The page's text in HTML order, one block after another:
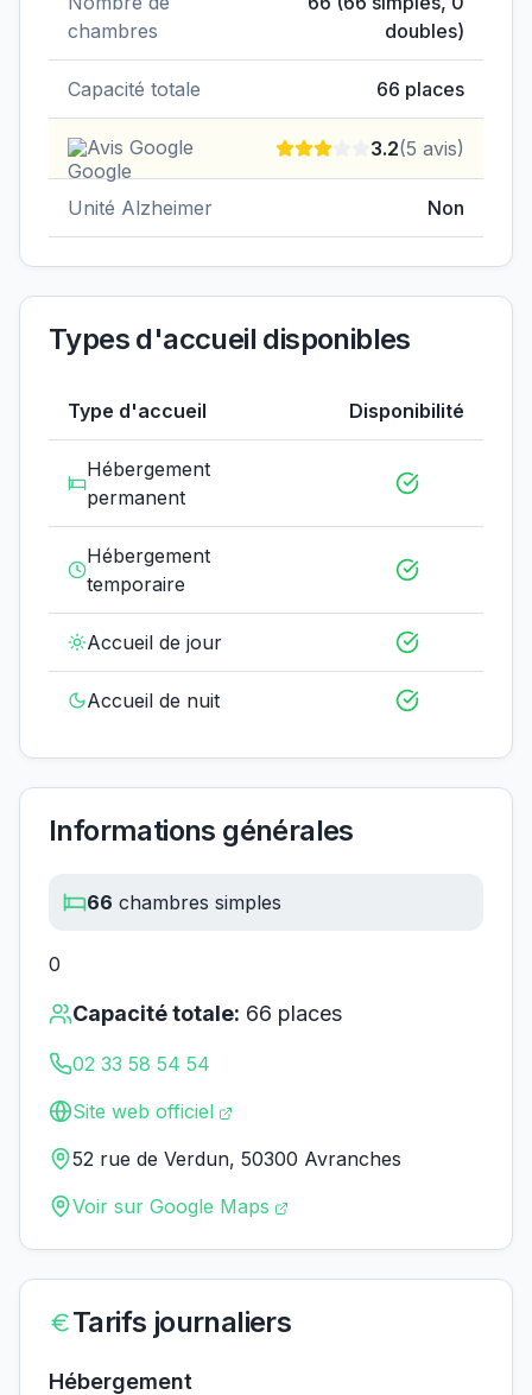
chambres
doubles)
Capacité totale 66 places
Avis Google 3.2(5 avis)
Unité Alzheimer Non
Types d'accueil disponibles
Type d'accueil Disponibilité
Hébergement
permanent
Hébergement
temporaire
Accueil de jour
Accueil de nuit
Informations générales
66 chambres simples
0
Capacité totale: 66 places
02 33 58 54 54
Site web officiel
52 rue de Verdun, 50300 Avranches
Voir sur Google Maps
Tarifs journaliers
Hébergement